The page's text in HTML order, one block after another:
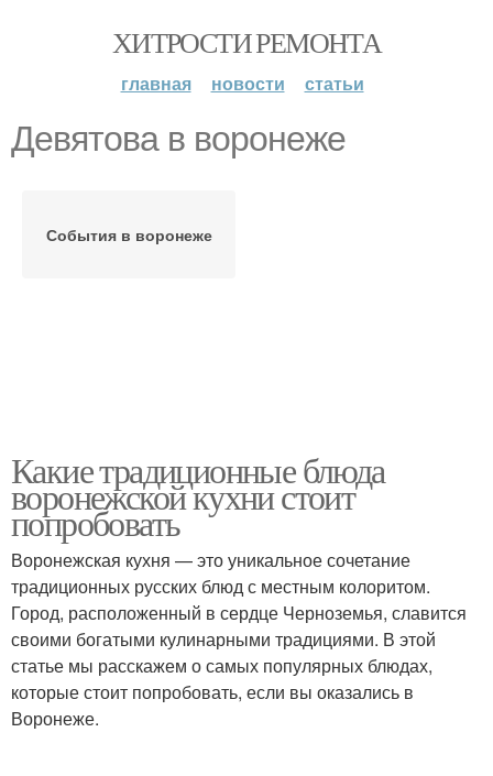
ХИТРОСТИ РЕМОНТА
главная новости статьи
Девятова в воронеже
События в воронеже
Какие традиционные блюда
воронежской кухни стоит
попробовать
Воронежская кухня — это уникальное сочетание
традиционных русских блюд с местным колоритом.
Город, расположенный в сердце Черноземья, славится
своими богатыми кулинарными традициями. В этой
статье мы расскажем о самых популярных блюдах,
которые стоит попробовать, если вы оказались в
Воронеже.